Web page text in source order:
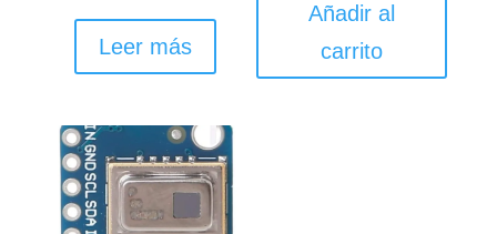
Leer más
Añadir al
carrito